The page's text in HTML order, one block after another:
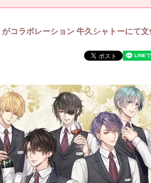
コラボレーション 牛久シャトーにて文